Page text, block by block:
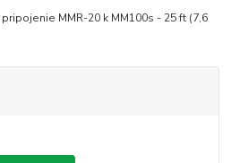
MMR-20 k MM100s - 25 ft (7,6